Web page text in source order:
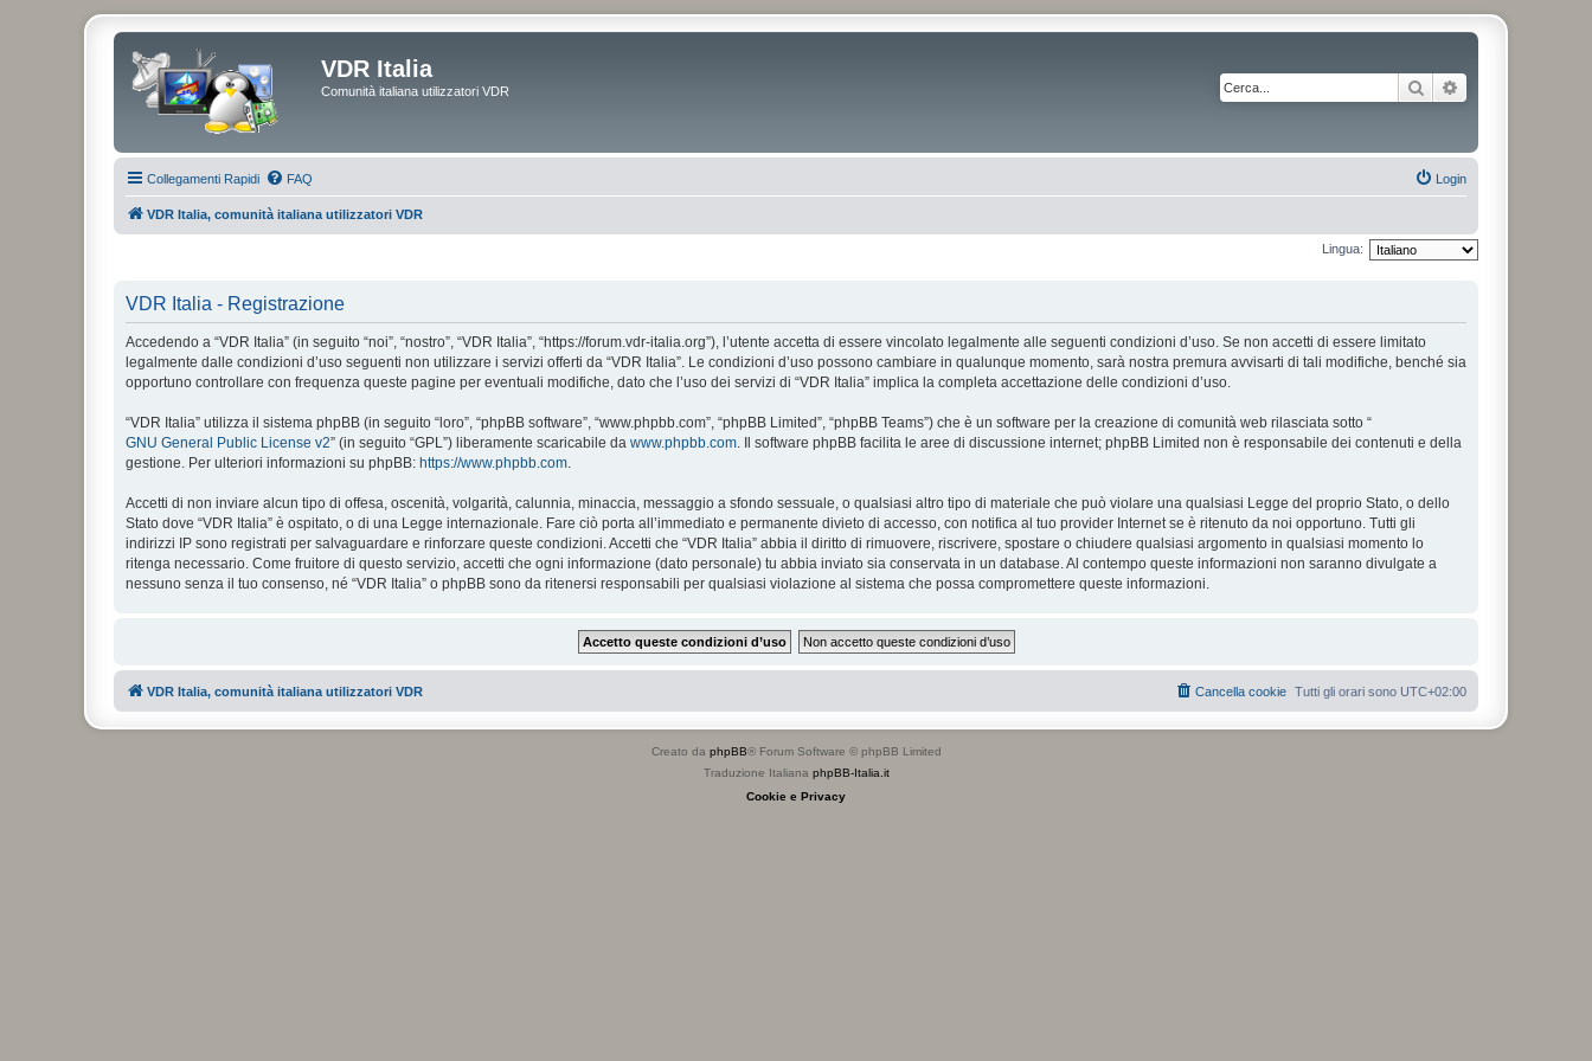
VDR Italia
Comunità italiana utilizzatori VDR Cerca
Collegamenti Rapidi FAQ Login
VDR Italia, comunità italiana utilizzatori VDR
Lingua:
VDR Italia - Registrazione
Accedendo a “VDR Italia” (in seguito “noi”, “nostro”, “VDR Italia”, “https://forum.vdr-italia.org”), l’utente accetta di essere vincolato legalmente alle seguenti condizioni d’uso. Se non accetti di essere limitato
legalmente dalle condizioni d’uso seguenti non utilizzare i servizi offerti da “VDR Italia”. Le condizioni d’uso possono cambiare in qualunque momento, sarà nostra premura avvisarti di tali modifiche, benché sia
opportuno controllare con frequenza queste pagine per eventuali modifiche, dato che l’uso dei servizi di “VDR Italia” implica la completa accettazione delle condizioni d’uso.
“VDR Italia” utilizza il sistema phpBB (in seguito “loro”, “phpBB software”, “www.phpbb.com”, “phpBB Limited”, “phpBB Teams”) che è un software per la creazione di comunità web rilasciata sotto “
GNU General Public License v2” (in seguito “GPL”) liberamente scaricabile da www.phpbb.com . Il software phpBB facilita le aree di discussione internet; phpBB Limited non è responsabile dei contenuti e della
gestione. Per ulteriori informazioni su phpBB: https://www.phpbb.com
Accetti di non inviare alcun tipo di offesa, oscenità, volgarità, calunnia, minaccia, messaggio a sfondo sessuale, o qualsiasi altro tipo di materiale che può violare una qualsiasi Legge del proprio Stato, o dello
Stato dove “VDR Italia” è ospitato, o di una Legge internazionale. Fare ciò porta all’immediato e permanente divieto di accesso, con notifica al tuo provider Internet se è ritenuto da noi opportuno. Tutti gli
indirizzi IP sono registrati per salvaguardare e rinforzare queste condizioni. Accetti che “VDR Italia” abbia il diritto di rimuovere, riscrivere, spostare o chiudere qualsiasi argomento in qualsiasi momento lo
ritenga necessario. Come fruitore di questo servizio, accetti che ogni informazione (dato personale) tu abbia inviato sia conservata in un database. Al contempo queste informazioni non saranno divulgate a
nessuno senza il tuo consenso, né “VDR Italia” o phpBB sono da ritenersi responsabili per qualsiasi violazione al sistema che possa compromettere queste informazioni.
VDR Italia, comunità italiana utilizzatori VDR Tutti gli orari sono UTC+02:00
Cancella cookie
Creato da phpBB® Forum Software © phpBB Limited
Traduzione Italiana phpBB-Italia.it
Cookie e Privacy